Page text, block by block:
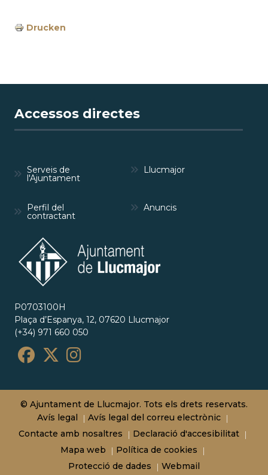
Drucken
Accessos directes
Serveis de
l'Ajuntament
Llucmajor
Perfil del
contractant
Anuncis
P0703100H
Plaça d’Espanya, 12, 07620 Llucmajor
(+34) 971 660 050
© Ajuntament de Llucmajor. Tots els drets reservats.
Avís legal
Avís legal del correu electrònic
Contacte amb nosaltres
Declaració d'accesibilitat
Mapa web
Política de cookies
Protecció de dades
Webmail